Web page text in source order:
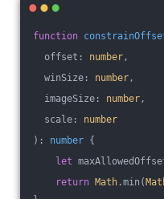
function
offset: number,
winSize: number,
imageSize: number,
scale: number
): number {
let
return Math .min(